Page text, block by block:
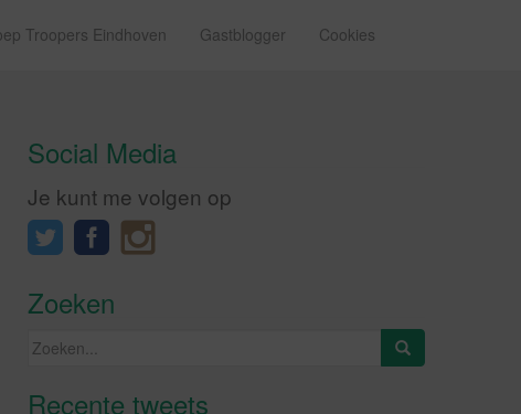
Troopers Eindhoven Gastblogger Cookies
Social Media
Je kunt me volgen op
Zoeken
Zoeken
Recente tweetsKlik om marketing cookies te